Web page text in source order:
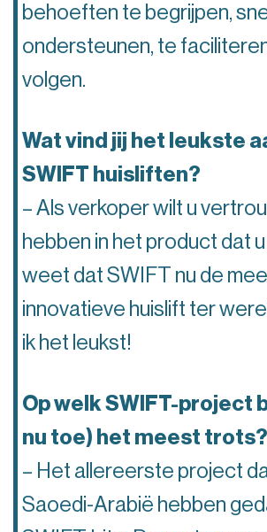
behoeften te begrijpen,
ondersteunen, te
volgen.
Wat vind jij het leukste
SWIFT huisliften?
– Als verkoper wilt u
hebben in het product dat
weet dat SWIFT nu de
innovatieve huislift ter
ik het leukst!
Op welk SWIFT-project
nu toe) het meest trots?
– Het allereerste project
Saoedi-Arabië hebben